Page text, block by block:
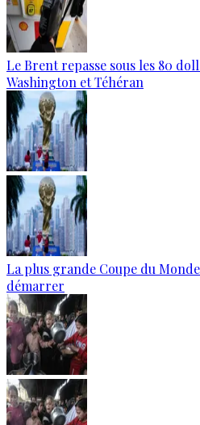
Le Brent repasse sous les 80
Washington et Téhéran
La plus grande Coupe du
démarrer